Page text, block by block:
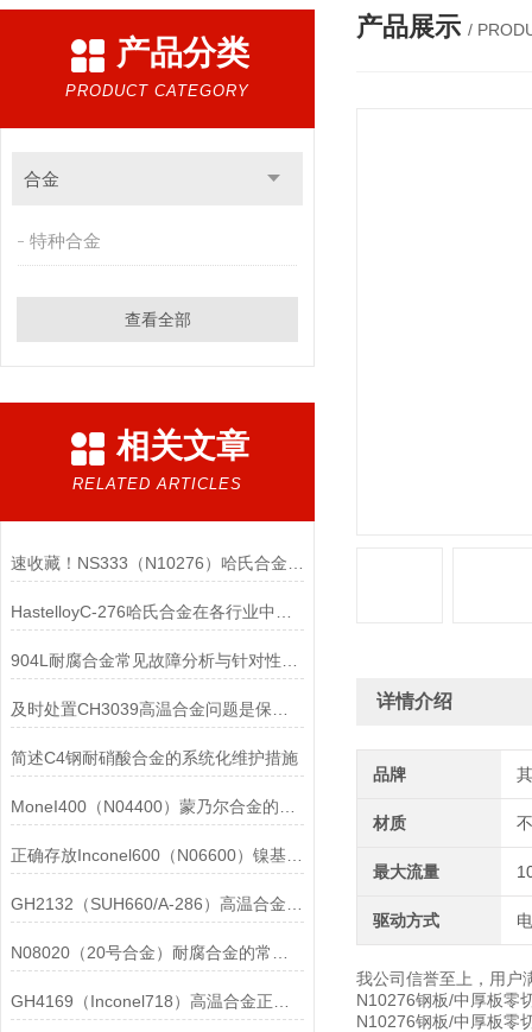
产品分类
PRODUCT CATEGORY
合金
特种合金
查看全部
相关文章
RELATED ARTICLES
简述C4钢耐硝酸合金的系统化维护措施
正确存放Inconel600（N06600）镍基合金的重要性介绍
产品展示 /
详情介绍
品牌
材质
最大流量
驱动方式
我公司信誉至上，用户
N10276钢板/中厚板零
N10276钢板/中厚板零